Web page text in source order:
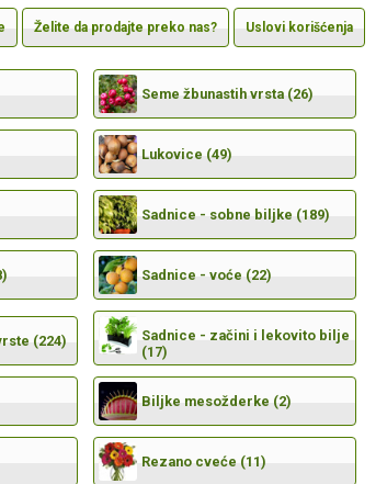
Želite da prodajte preko nas? Uslovi korišćenja
Seme žbunastih vrsta (26)
Lukovice (49)
Sadnice - sobne biljke (189)
Sadnice - voće (22)
(224)
Sadnice - začini i lekovito bilje
(17)
Biljke mesožderke (2)
Rezano cveće (11)